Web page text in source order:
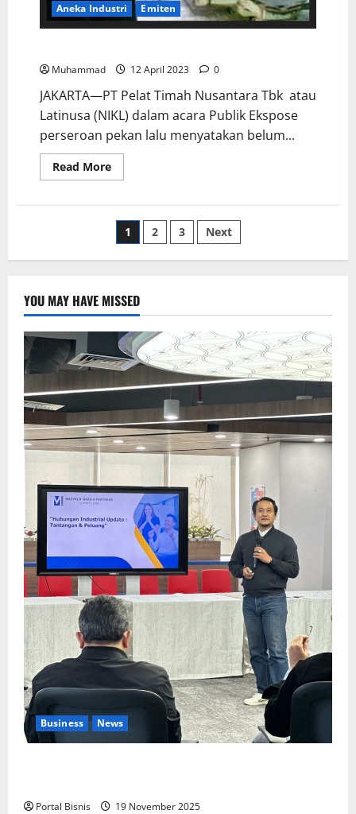
Aneka Industri Emiten
Muhammad 12 April 2023 0
JAKARTA—PT Pelat Timah Nusantara Tbk atau
Latinusa (NIKL) dalam acara Publik Ekspose
perseroan pekan lalu menyatakan belum...
Read More
1 2 3 Next
YOU MAY HAVE MISSED
Business News
Portal Bisnis 19 November 2025